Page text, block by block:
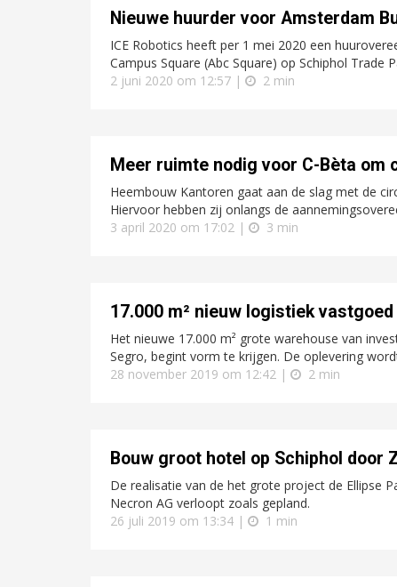
Nieuwe huurder voor Amsterdam
ICE Robotics heeft per 1 mei 2020 een
Campus Square (Abc Square) op Schiphol Trade
2 juni 2020 om 12:57 |
2 min
Meer ruimte nodig voor C-Bèta
Heembouw Kantoren gaat aan de slag met de
Hiervoor hebben zij onlangs de
3 april 2020 om 17:02 |
3 min
17.000 m² nieuw logistiek
Het nieuwe 17.000 m² grote warehouse van
Segro, begint vorm te krijgen. De oplevering
28 november 2019 om 12:42 |
2 min
Bouw groot hotel op Schiphol
De realisatie van de het grote project de Ellipse
Necron AG verloopt zoals gepland.
26 juli 2019 om 13:34 |
1 min